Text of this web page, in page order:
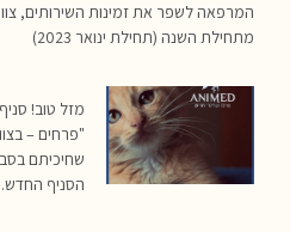
המרפאה לשפר את זמינות השירותים,
מתחילת השנה (תחילת ינואר 2023)
מזל טוב!
"פרחים –
שחיכיתם
הסניף